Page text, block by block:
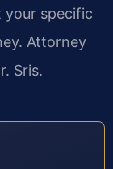
your specific
Attorney
Sris.